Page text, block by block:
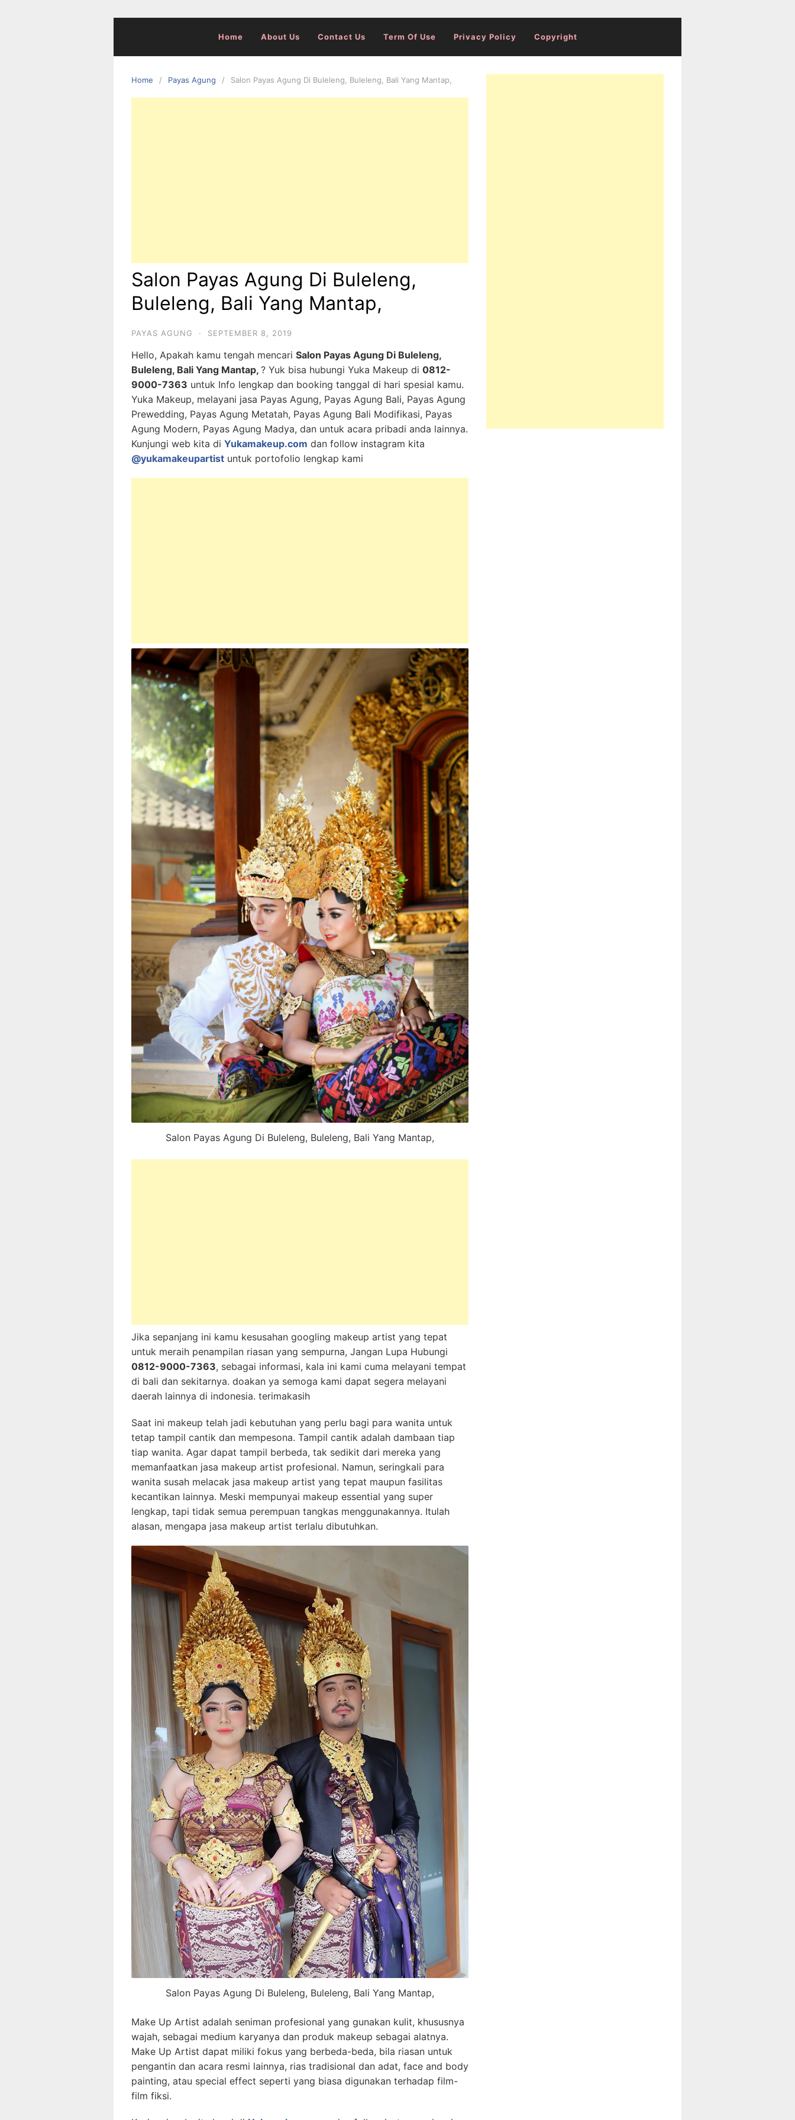
Home About Us Contact Us Term Of Use Privacy Policy Copyright
Home Payas Agung Salon Payas Agung Di Buleleng, Buleleng, Bali Yang Mantap,
Salon Payas Agung Di Buleleng,
Buleleng, Bali Yang Mantap,
PAYAS AGUNG · SEPTEMBER 8, 2019
Hello, Apakah kamu tengah mencari Salon Payas Agung Di Buleleng,
Buleleng, Bali Yang Mantap, ? Yuk bisa hubungi Yuka Makeup di 0812-
9000-7363 untuk Info lengkap dan booking tanggal di hari spesial kamu.
Yuka Makeup, melayani jasa Payas Agung, Payas Agung Bali, Payas Agung
Prewedding, Payas Agung Metatah, Payas Agung Bali Modifikasi, Payas
Agung Modern, Payas Agung Madya, dan untuk acara pribadi anda lainnya.
Kunjungi web kita di Yukamakeup.com dan follow instagram kita
@yukamakeupartist untuk portofolio lengkap kami
Salon Payas Agung Di Buleleng, Buleleng, Bali Yang Mantap,
Jika sepanjang ini kamu kesusahan googling makeup artist yang tepat
untuk meraih penampilan riasan yang sempurna, Jangan Lupa Hubungi
0812-9000-7363, sebagai informasi, kala ini kami cuma melayani tempat
di bali dan sekitarnya. doakan ya semoga kami dapat segera melayani
daerah lainnya di indonesia. terimakasih
Saat ini makeup telah jadi kebutuhan yang perlu bagi para wanita untuk
tetap tampil cantik dan mempesona. Tampil cantik adalah dambaan tiap
tiap wanita. Agar dapat tampil berbeda, tak sedikit dari mereka yang
memanfaatkan jasa makeup artist profesional. Namun, seringkali para
wanita susah melacak jasa makeup artist yang tepat maupun fasilitas
kecantikan lainnya. Meski mempunyai makeup essential yang super
lengkap, tapi tidak semua perempuan tangkas menggunakannya. Itulah
alasan, mengapa jasa makeup artist terlalu dibutuhkan.
Salon Payas Agung Di Buleleng, Buleleng, Bali Yang Mantap,
Make Up Artist adalah seniman profesional yang gunakan kulit, khususnya
wajah, sebagai medium karyanya dan produk makeup sebagai alatnya.
Make Up Artist dapat miliki fokus yang berbeda-beda, bila riasan untuk
pengantin dan acara resmi lainnya, rias tradisional dan adat, face and body
painting, atau special effect seperti yang biasa digunakan terhadap film-
film fiksi.